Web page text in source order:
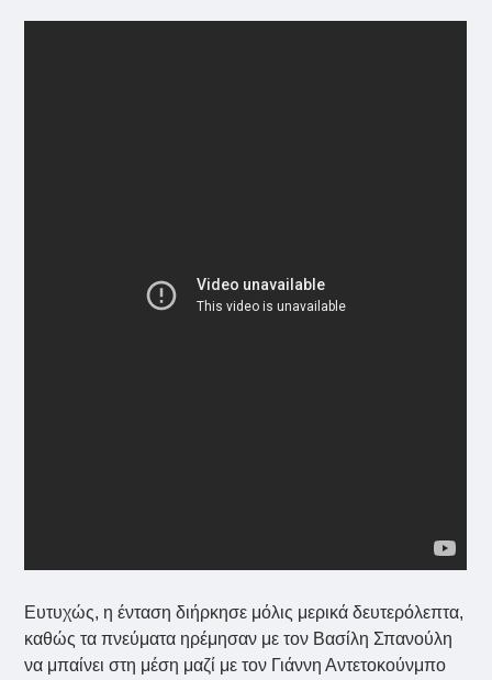
Ευτυχώς, η ένταση διήρκησε μόλις μερικά δευτερόλεπτα,
καθώς τα πνεύματα ηρέμησαν με τον Βασίλη Σπανούλη
να μπαίνει στη μέση μαζί με τον Γιάννη Αντετοκούνμπο